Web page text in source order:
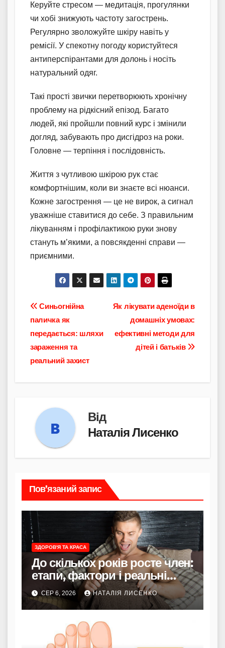
Керуйте стресом — медитація, прогулянки
чи хобі знижують частоту загострень.
Регулярно зволожуйте шкіру навіть у
ремісії. У спекотну погоду користуйтеся
антиперспірантами для долонь і носіть
натуральний одяг.
Такі прості звички перетворюють хронічну
проблему на рідкісний епізод. Багато
людей, які пройшли повний курс і змінили
догляд, забувають про дисгідроз на роки.
Головне — терпіння і послідовність.
Життя з чутливою шкірою рук стає
комфортнішим, коли ви знаєте всі нюанси.
Кожне загострення — це не вирок, а сигнал
уважніше ставитися до себе. З правильним
лікуванням і профілактикою руки знову
стануть м’якими, а повсякденні справи —
приємними.
Навігація
записів
Як лікувати аденоїди в
домашніх умовах:
ефективні методи для
дітей і батьків
Синьогнійна
паличка як
передається: шляхи
зараження та
реальний захист
Від
Наталія Лисенко
Пов’язаний запис
ЗДОРОВ'Я ТА КРАСА
До скількох років росте член:
етапи, фактори і реальні
терміни
СЕР 6, 2026 НАТАЛІЯ ЛИСЕНКО